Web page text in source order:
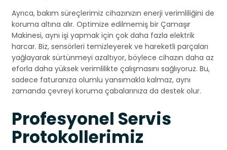
Ayrıca, bakım süreçlerimiz cihazınızın enerji verimliliğini de
koruma altına alır. Optimize edilmemiş bir Çamaşır
Makinesi, aynı işi yapmak için çok daha fazla elektrik
harcar. Biz, sensörleri temizleyerek ve hareketli parçaları
yağlayarak sürtünmeyi azaltıyor, böylece cihazın daha az
eforla daha yüksek verimlilikte çalışmasını sağlıyoruz. Bu,
sadece faturanıza olumlu yansımakla kalmaz, aynı
zamanda çevreyi koruma çabalarınıza da destek olur.
Profesyonel Servis
Protokollerimiz